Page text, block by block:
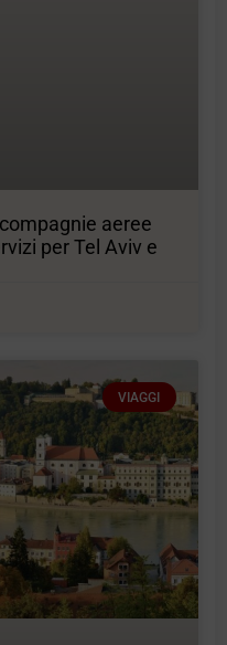
aeree
per Tel Aviv e
VIAGGI